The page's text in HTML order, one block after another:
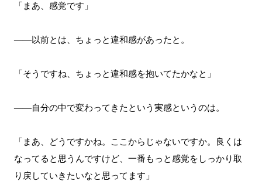
「まあ、感覚です」
――以前とは、ちょっと違和感があったと。
「そうですね、ちょっと違和感を抱いてたかなと」
――自分の中で変わってきたという実感というのは。
「まあ、どうですかね。ここからじゃないですか。良くは
なってると思うんですけど、一番もっと感覚をしっかり取
り戻していきたいなと思ってます」